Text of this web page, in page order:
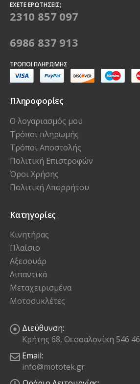
ΈΧΕΤΕ ΕΡΩΤΉΣΕΙΣ;
2310 857 097
6986 837 913
ΤΡΌΠΟΙ ΠΛΗΡΩΜΉΣ
Πληροφορίες
Ο λογαριασμός μου
Τρόποι πληρωμής
Τρόποι Αποστολής
Πολιτική Επιστροφών
Όροι Χρήσης
Πολιτική Απορρήτου
Κατηγορίες
Κινητήρας
Πλαίσιο
Αξεσουάρ
Λιπαντικά
Μεταχειρισμένα
Μοτοσυκλέτες
Διεύθυνση:
Κρήτης 68, Θεσσαλονίκη 546 46
Email:
info@mototek.gr